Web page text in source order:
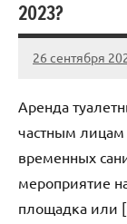
2023?
26 сентября
Avtor
Нет
Аренда
частным
временных
мероприятие
площадка или